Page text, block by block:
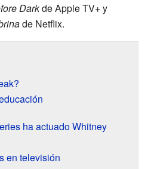
Darkde Apple TV+ y
de Netflix.
ha actuado Whitney
en televisión